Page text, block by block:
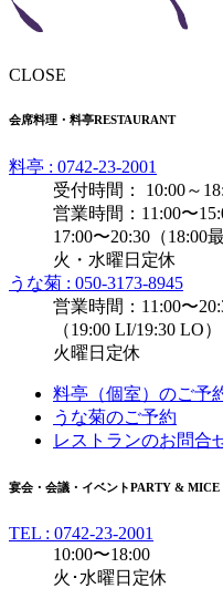
CLOSE
会席料理・料亭RESTAURANT
料亭 : 0742-23-2001
受付時間： 10:00～
営業時間：11:00〜
17:00〜20:30（18:00
火・水曜日定休
うな菊 : 050-3173-8945
営業時間：11:00〜
（19:00 LI/19:30 LO）
火曜日定休
料亭（個室）のご予
うな菊のご予約
レストランのお問合
宴会・会議・イベントPARTY & MICE
TEL : 0742-23-2001
10:00〜18:00
火･水曜日定休